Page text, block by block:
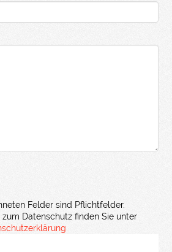
Felder sind Pflichtfelder.
Datenschutz finden Sie unter